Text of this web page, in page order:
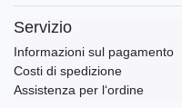
Servizio
Informazioni sul pagamento
Costi di spedizione
Assistenza per l‘ordine